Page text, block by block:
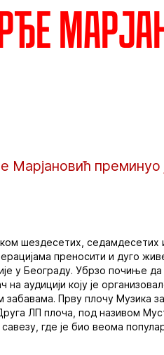
Марјановић преминуо
шездесетих,
преносити и дуго
у Београду. Убрзо почиње да
аудицији коју је
Прву плочу Музика за
ЛП плоча, под називом
где је био веома